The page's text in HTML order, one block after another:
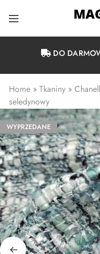
Magazyn
Warszawa
DO
Home » Tkaniny »
seledynowy
WYPRZEDANE